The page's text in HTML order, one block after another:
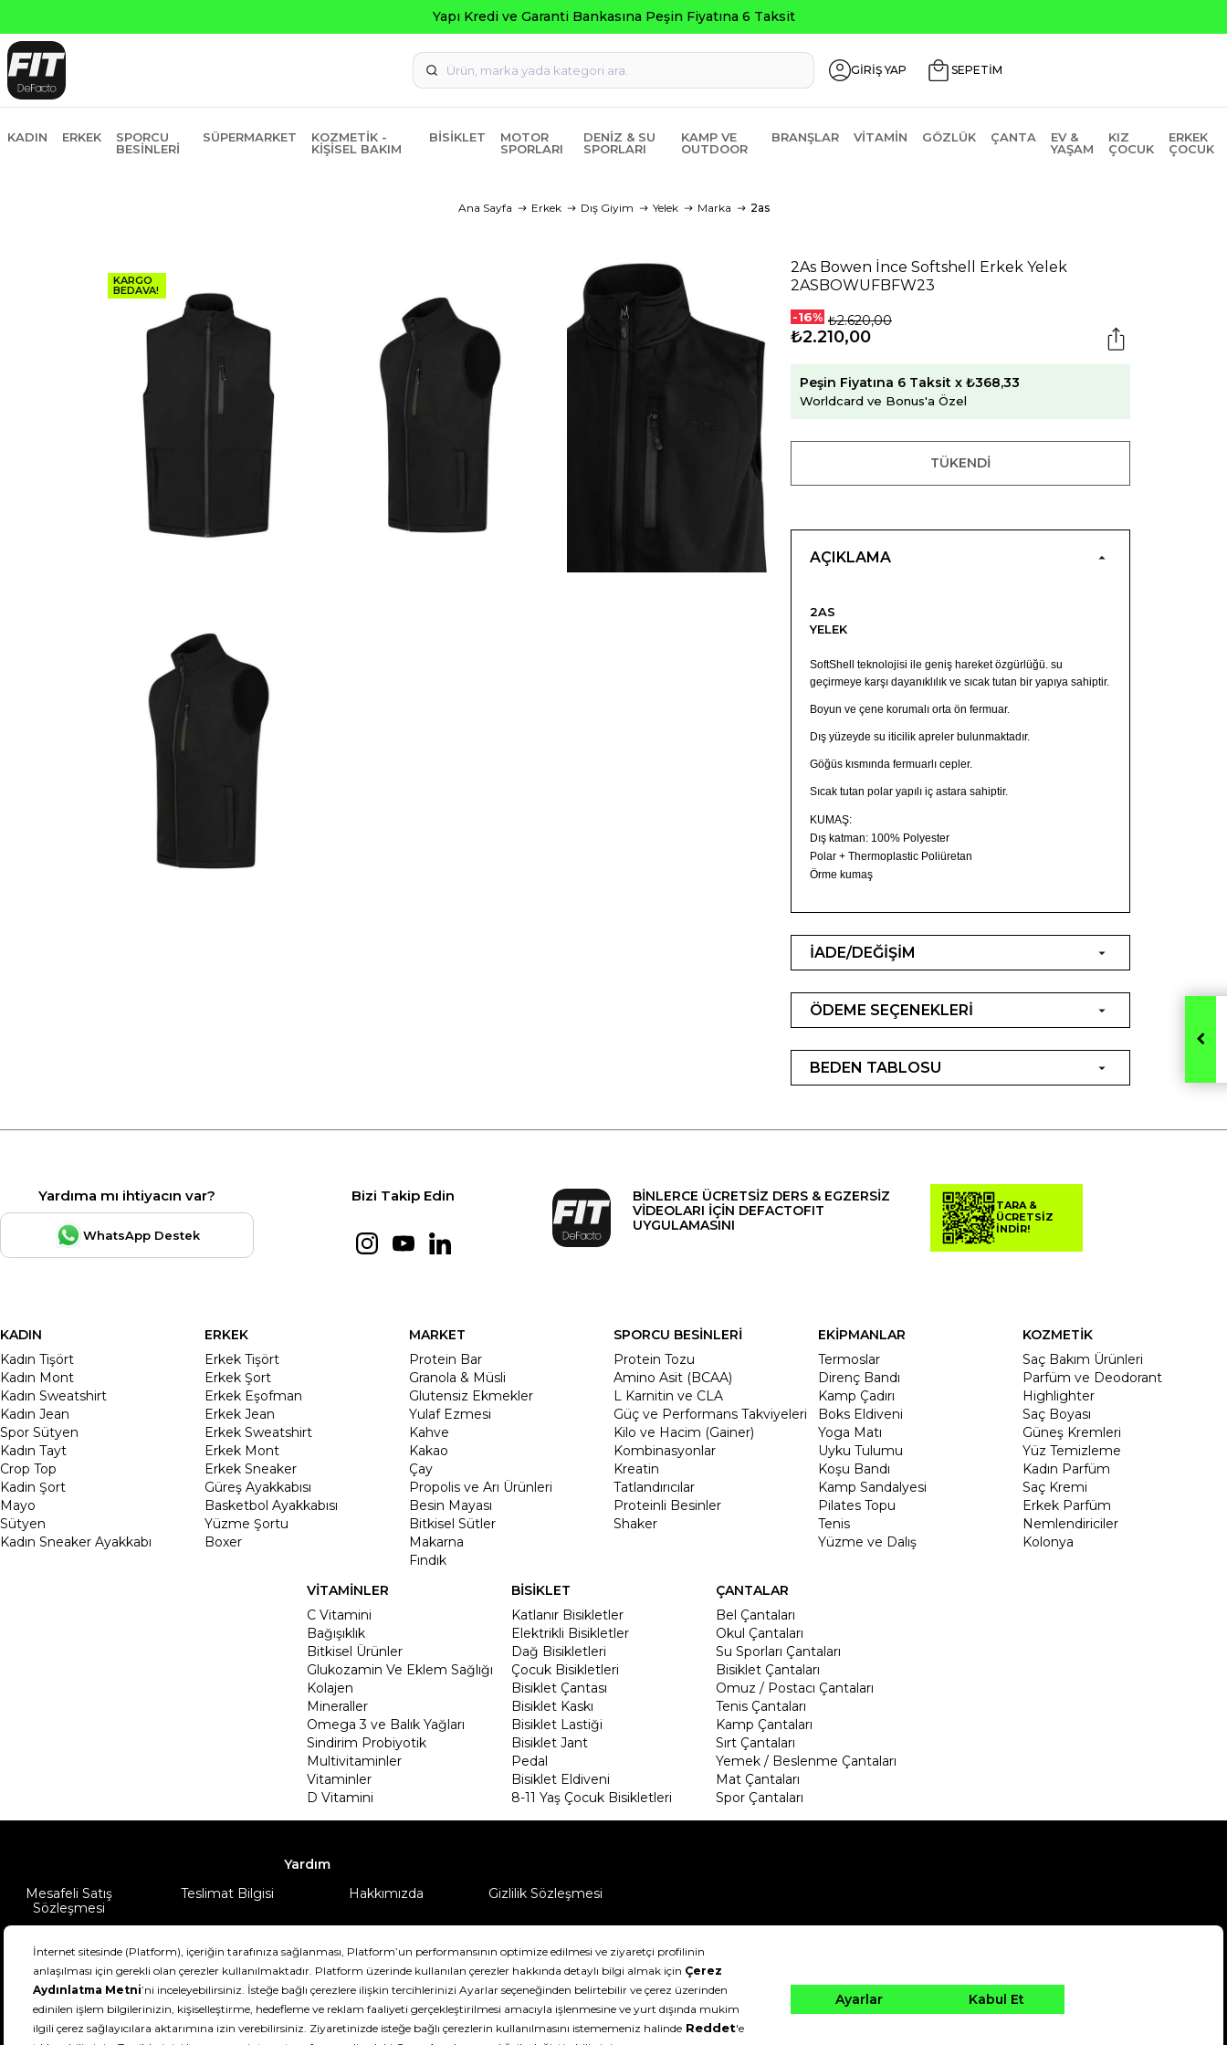
GİRİŞ YAP SEPETİM
KADIN ERKEK
SPORCU
BESINLERI
SÜPERMARKET
KOZMETIK -
KIŞISEL BAKIM
BISIKLET
MOTOR
SPORLARI
DENIZ & SU
SPORLARI
KAMP VE
OUTDOOR
BRANŞLAR VITAMIN GÖZLÜK ÇANTA
EV &
YAŞAM
KIZ
ÇOCUK
ERKEK
ÇOCUK
Ana Sayfa Erkek Dış Giyim Yelek Marka 2as
KARGO
BEDAVA!
2As Bowen İnce Softshell Erkek Yelek
2ASBOWUFBFW23
-16% ₺2.620,00
₺2.210,00
Peşin Fiyatına 6 Taksit x ₺368,33
Worldcard ve Bonus'a Özel
TÜKENDI
AÇIKLAMA
2AS
YELEK
SoftShell teknolojisi ile geniş hareket özgürlüğü. su
geçirmeye karşı dayanıklılık ve sıcak tutan bir yapıya sahiptir.
Boyun ve çene korumalı orta ön fermuar.
Dış yüzeyde su iticilik apreler bulunmaktadır.
Göğüs kısmında fermuarlı cepler.
Sıcak tutan polar yapılı iç astara sahiptir.
KUMAŞ:
Dış katman: 100% Polyester
Polar + Thermoplastic Poliüretan
Örme kumaş
İADE/DEĞİŞİM
ÖDEME SEÇENEKLERİ
BEDEN TABLOSU
Yardıma mı ihtiyacın var?
WhatsApp Destek
Bizi Takip Edin
BİNLERCE ÜCRETSİZ DERS & EGZERSİZ
VİDEOLARI İÇİN DEFACTOFIT
UYGULAMASINI
TARA &
ÜCRETSİZ
İNDİR!
KADIN
Kadın Tişört
Kadın Mont
Kadın Sweatshirt
Kadın Jean
Spor Sütyen
Kadın Tayt
Crop Top
Kadin Şort
Mayo
Sütyen
Kadın Sneaker Ayakkabı
ERKEK
Erkek Tişört
Erkek Şort
Erkek Eşofman
Erkek Jean
Erkek Sweatshirt
Erkek Mont
Erkek Sneaker
Güreş Ayakkabısı
Basketbol Ayakkabısı
Yüzme Şortu
Boxer
MARKET
Protein Bar
Granola & Müsli
Glutensiz Ekmekler
Yulaf Ezmesi
Kahve
Kakao
Çay
Propolis ve Arı Ürünleri
Besin Mayası
Bitkisel Sütler
Makarna
Fındık
SPORCU BESİNLERİ
Protein Tozu
Amino Asit (BCAA)
L Karnitin ve CLA
Güç ve Performans Takviyeleri
Kilo ve Hacim (Gainer)
Kombinasyonlar
Kreatin
Tatlandırıcılar
Proteinli Besinler
Shaker
EKİPMANLAR
Termoslar
Direnç Bandı
Kamp Çadırı
Boks Eldiveni
Yoga Matı
Uyku Tulumu
Koşu Bandı
Kamp Sandalyesi
Pilates Topu
Tenis
Yüzme ve Dalış
KOZMETİK
Saç Bakım Ürünleri
Parfüm ve Deodorant
Highlighter
Saç Boyası
Güneş Kremleri
Yüz Temizleme
Kadın Parfüm
Saç Kremi
Erkek Parfüm
Nemlendiriciler
Kolonya
VİTAMİNLER
C Vitamini
Bağışıklık
Bitkisel Ürünler
Glukozamin Ve Eklem Sağlığı
Kolajen
Mineraller
Omega 3 ve Balık Yağları
Sindirim Probiyotik
Multivitaminler
Vitaminler
D Vitamini
BİSİKLET
Katlanır Bisikletler
Elektrikli Bisikletler
Dağ Bisikletleri
Çocuk Bisikletleri
Bisiklet Çantası
Bisiklet Kaskı
Bisiklet Lastiği
Bisiklet Jant
Pedal
Bisiklet Eldiveni
8-11 Yaş Çocuk Bisikletleri
ÇANTALAR
Bel Çantaları
Okul Çantaları
Su Sporları Çantaları
Bisiklet Çantaları
Omuz / Postacı Çantaları
Tenis Çantaları
Kamp Çantaları
Sırt Çantaları
Yemek / Beslenme Çantaları
Mat Çantaları
Spor Çantaları
Yardım
Mesafeli Satış
Sözleşmesi
Teslimat Bilgisi Hakkımızda Gizlilik Sözleşmesi